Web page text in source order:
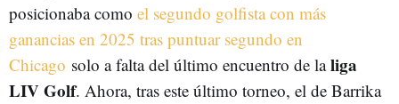
posicionaba como el segundo golfista con más
ganancias en 2025 tras puntuar segundo en
Chicago solo a falta del último encuentro de laliga
LIV Golf. Ahora, tras este último torneo, el de Barrika